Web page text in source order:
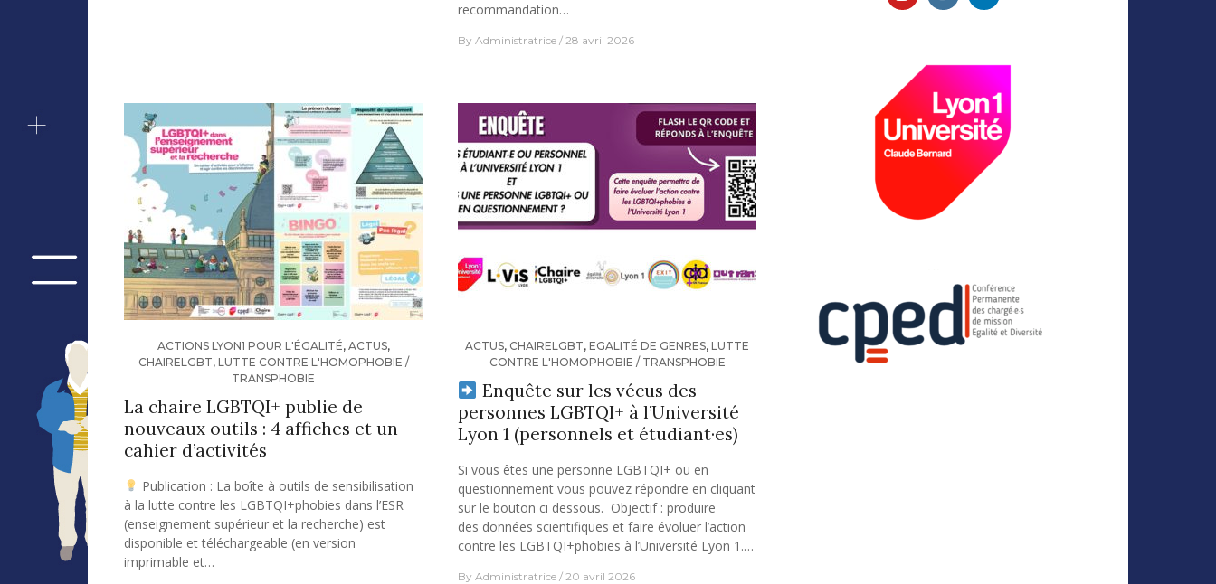
recommandation…
By Administratrice 28 avril 2026
ACTIONS LYON1 POUR L'ÉGALITÉ, ACTUS,
CHAIRELGBT, LUTTE CONTRE L'HOMOPHOBIE /
TRANSPHOBIE
La chaire LGBTQI+ publie de
nouveaux outils : 4 affiches et un
cahier d’activités
Publication : La boîte à outils de sensibilisation
à la lutte contre les LGBTQI+phobies dans l’ESR
(enseignement supérieur et la recherche) est
disponible et téléchargeable (en version
imprimable et…
ACTUS, CHAIRELGBT, EGALITÉ DE GENRES, LUTTE
CONTRE L'HOMOPHOBIE / TRANSPHOBIE
Enquête sur les vécus des
personnes LGBTQI+ à l’Université
Lyon 1 (personnels et étudiant·es)
Si vous êtes une personne LGBTQI+ ou en
questionnement vous pouvez répondre en cliquant
sur le bouton ci dessous. Objectif : produire
des données scientifiques et faire évoluer l’action
contre les LGBTQI+phobies à l’Université Lyon 1.…
By Administratrice 20 avril 2026